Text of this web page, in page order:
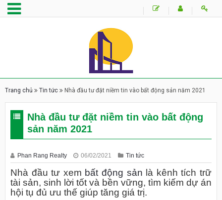
Trang chủ Tin tức Nhà đầu tư đặt niềm tin vào bất động sản năm 2021
Nhà đầu tư đặt niềm tin vào bất động
sản năm 2021
Phan Rang Realty 06/02/2021 Tin tức
Nhà đầu tư xem bất động sản là kênh tích trữ
tài sản, sinh lời tốt và bền vững, tìm kiếm dự án
hội tụ đủ ưu thế giúp tăng giá trị.